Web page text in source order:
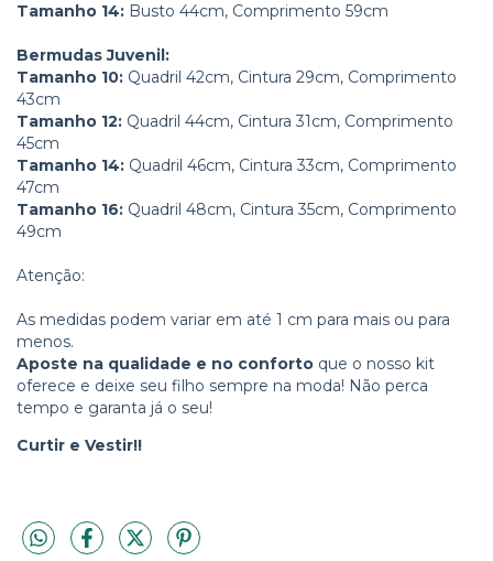
Tamanho 14: Busto 44cm, Comprimento 59cm
Bermudas Juvenil:
Tamanho 10: Quadril 42cm, Cintura 29cm, Comprimento
43cm
Tamanho 12: Quadril 44cm, Cintura 31cm, Comprimento
45cm
Tamanho 14: Quadril 46cm, Cintura 33cm, Comprimento
47cm
Tamanho 16: Quadril 48cm, Cintura 35cm, Comprimento
49cm
Atenção:
As medidas podem variar em até 1 cm para mais ou para
menos.
Aposte na qualidade e no conforto que o nosso kit
oferece e deixe seu filho sempre na moda! Não perca
tempo e garanta já o seu!
Curtir e Vestir!!